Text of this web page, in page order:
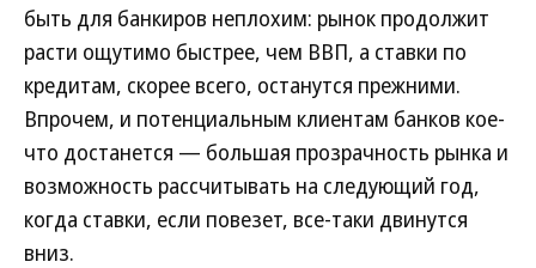
быть для банкиров неплохим: рынок продолжит
расти ощутимо быстрее, чем ВВП, а ставки по
кредитам, скорее всего, останутся прежними.
Впрочем, и потенциальным клиентам банков кое-
что достанется — большая прозрачность рынка и
возможность рассчитывать на следующий год,
когда ставки, если повезет, все-таки двинутся
вниз.